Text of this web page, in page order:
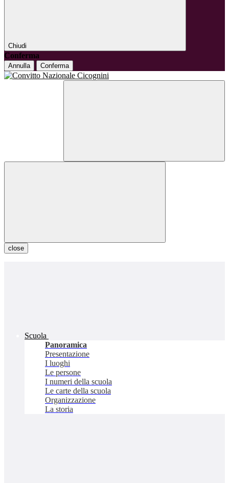
Chiudi
Conferma
Annulla Conferma
close
Scuola
Panoramica
Presentazione
I luoghi
Le persone
I numeri della scuola
Le carte della scuola
Organizzazione
La storia